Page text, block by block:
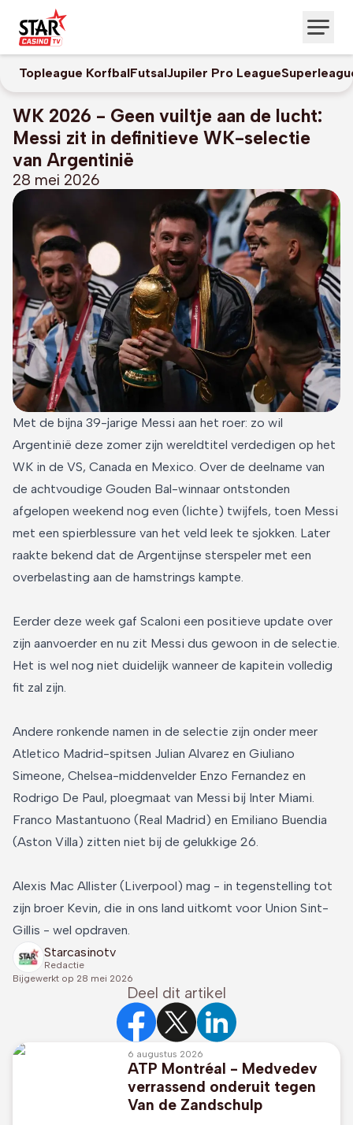
Topleague KorfbalFutsalJupiler Pro League
WK 2026 - Geen vuiltje aan de lucht:
Messi zit in definitieve WK-selectie
van Argentinië
28 mei 2026
Met de bijna 39-jarige Messi aan het roer: zo wil
Argentinië deze zomer zijn wereldtitel verdedigen op het
WK in de VS, Canada en Mexico. Over de deelname van
de achtvoudige Gouden Bal-winnaar ontstonden
afgelopen weekend nog even (lichte) twijfels, toen Messi
met een spierblessure van het veld leek te sjokken. Later
raakte bekend dat de Argentijnse sterspeler met een
overbelasting aan de hamstrings kampte.
Eerder deze week gaf Scaloni een positieve update over
zijn aanvoerder en nu zit Messi dus gewoon in de selectie.
Het is wel nog niet duidelijk wanneer de kapitein volledig
fit zal zijn.
Andere ronkende namen in de selectie zijn onder meer
Atletico Madrid-spitsen Julian Alvarez en Giuliano
Simeone, Chelsea-middenvelder Enzo Fernandez en
Rodrigo De Paul, ploegmaat van Messi bij Inter Miami.
Franco Mastantuono (Real Madrid) en Emiliano Buendia
(Aston Villa) zitten niet bij de gelukkige 26.
Alexis Mac Allister (Liverpool) mag - in tegenstelling tot
zijn broer Kevin, die in ons land uitkomt voor Union Sint-
Gillis - wel opdraven.
Starcasinotv
Redactie
Bijgewerkt op 28 mei 2026
Deel dit artikel
6 augustus 2026
ATP Montréal - Medvedev
verrassend onderuit tegen
Van de Zandschulp